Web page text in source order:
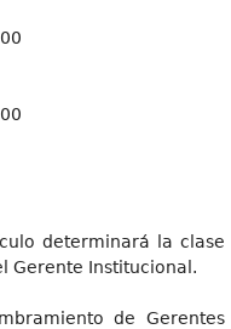
determinará la clase
Gerente Institucional.
de Gerentes